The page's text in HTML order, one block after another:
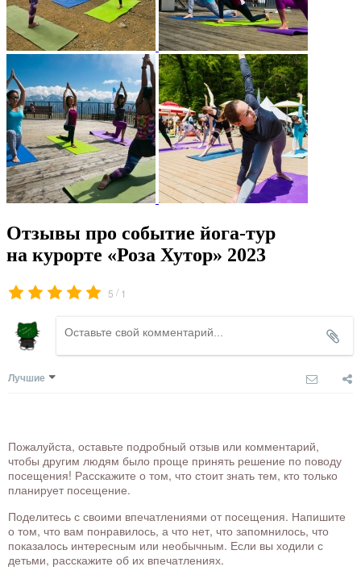
Отзывы про событие йога-тур
на курорте «Роза Хутор» 2023
5 / 1
Лучшие
Пожалуйста, оставьте подробный отзыв или комментарий,
чтобы другим людям было проще принять решение по поводу
посещения! Расскажите о том, что стоит знать тем, кто только
планирует посещение.
Поделитесь с своими впечатлениями от посещения. Напишите
о том, что вам понравилось, а что нет, что запомнилось, что
показалось интересным или необычным. Если вы ходили с
детьми, расскажите об их впечатлениях.